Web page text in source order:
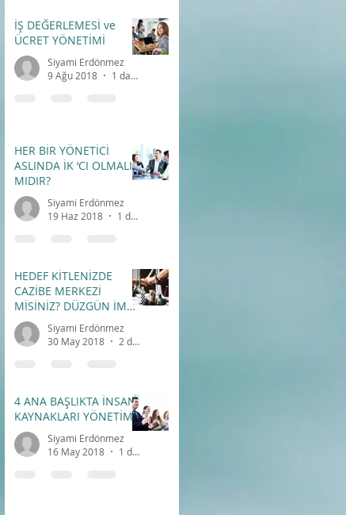
İŞ DEĞERLEMESİ ve
ÜCRET YÖNETİMİ
Siyami Erdönmez
9 Ağu 2018
1 dakikada okunur
HER BİR YÖNETİCİ
ASLINDA İK ‘CI OLMALI
MIDIR?
Siyami Erdönmez
19 Haz 2018
1 dakikada okunur
HEDEF KİTLENİZDE
CAZİBE MERKEZİ
MİSİNİZ? DÜZGÜN İMAJ
– DOĞRU İLETİŞİM
Siyami Erdönmez
30 May 2018
2 dakikada okunur
4 ANA BAŞLIKTA İNSAN
KAYNAKLARI YÖNETİMİ
Siyami Erdönmez
16 May 2018
1 dakikada okunur